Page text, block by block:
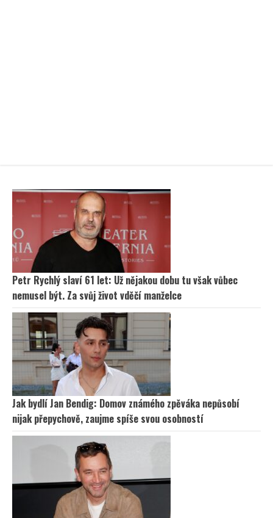
Petr Rychlý slaví 61 let: Už nějakou dobu tu však vůbec
nemusel být. Za svůj život vděčí manželce
Jak bydlí Jan Bendig: Domov známého zpěváka nepůsobí
nijak přepychově, zaujme spíše svou osobností